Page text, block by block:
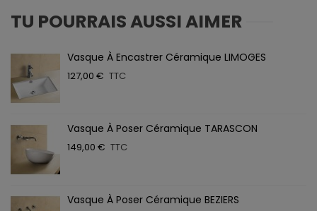
TU POURRAIS AUSSI AIMER
Vasque À Encastrer Céramique LIMOGES
127,00 € TTC
Vasque À Poser Céramique TARASCON
149,00 € TTC
Vasque À Poser Céramique BEZIERS